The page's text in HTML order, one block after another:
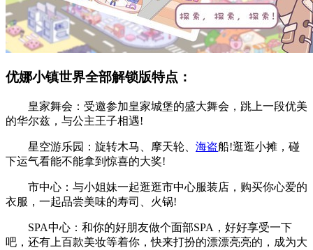
优娜小镇世界全部解锁版特点：
皇家舞会：受邀参加皇家城堡的盛大舞会，跳上一段优美
的华尔兹，与公主王子相遇!
星空游乐园：旋转木马、摩天轮、 海盗船!逛逛小摊，碰
下运气看能不能拿到惊喜的大奖!
市中心：与小姐妹一起逛逛市中心服装店，购买你心爱的
衣服，一起品尝美味的寿司、火锅!
SPA中心：和你的好朋友做个面部SPA，好好享受一下
吧，还有上百款美妆等着你，快来打扮的漂漂亮亮的，成为大